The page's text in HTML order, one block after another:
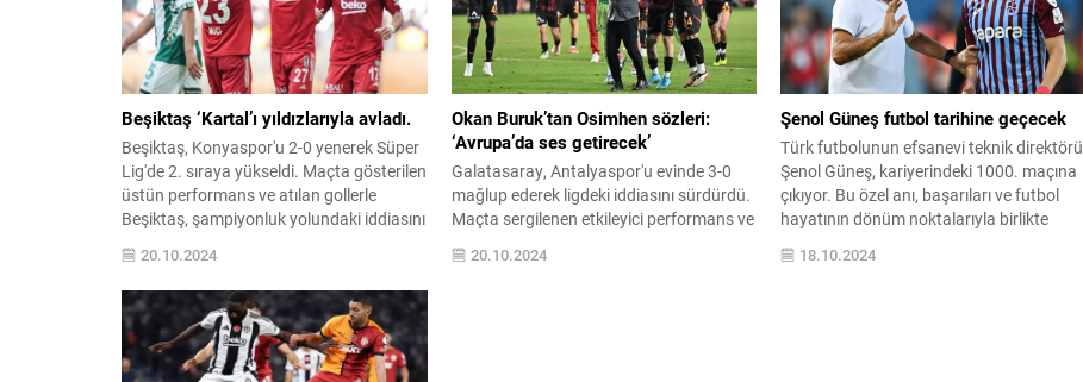
Beşiktaş ‘Kartal’ı yıldızlarıyla avladı.
Beşiktaş, Konyaspor'u 2-0 yenerek Süper
Lig'de 2. sıraya yükseldi. Maçta gösterilen
üstün performans ve atılan gollerle
Beşiktaş, şampiyonluk yolundaki iddiasını
güçlendirdi. Detaylar ve öne çıkan anlar
için tıklayın!
20.10.2024
Okan Buruk’tan Osimhen sözleri:
‘Avrupa’da ses getirecek’
Galatasaray, Antalyaspor'u evinde 3-0
mağlup ederek ligdeki iddiasını sürdürdü.
Maçta sergilenen etkileyici performans ve
atılan goller taraftarları sevindirdi.
Detaylar için tıklayın!
20.10.2024
Şenol Güneş futbol tarihine geçecek
Türk futbolunun efsanevi teknik direktörü
Şenol Güneş, kariyerindeki 1000. maçına
çıkıyor. Bu özel anı, başarıları ve futbol
hayatının dönüm noktalarıyla birlikte
keşfedin. Şenol Güneş'in futbol
dünyasındaki etkisini kaçırmayın!
18.10.2024